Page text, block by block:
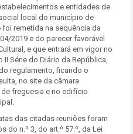
e entidades de
local do município de
remetida na sequência da
2019 e do parecer favorável
e que entrará em vigor no
Série do Diário da República,
regulamento, ficando o
no site da câmara
freguesia e no edifício
das citadas reuniões foram
do n.º 3, do art.º 57.º, da Lei